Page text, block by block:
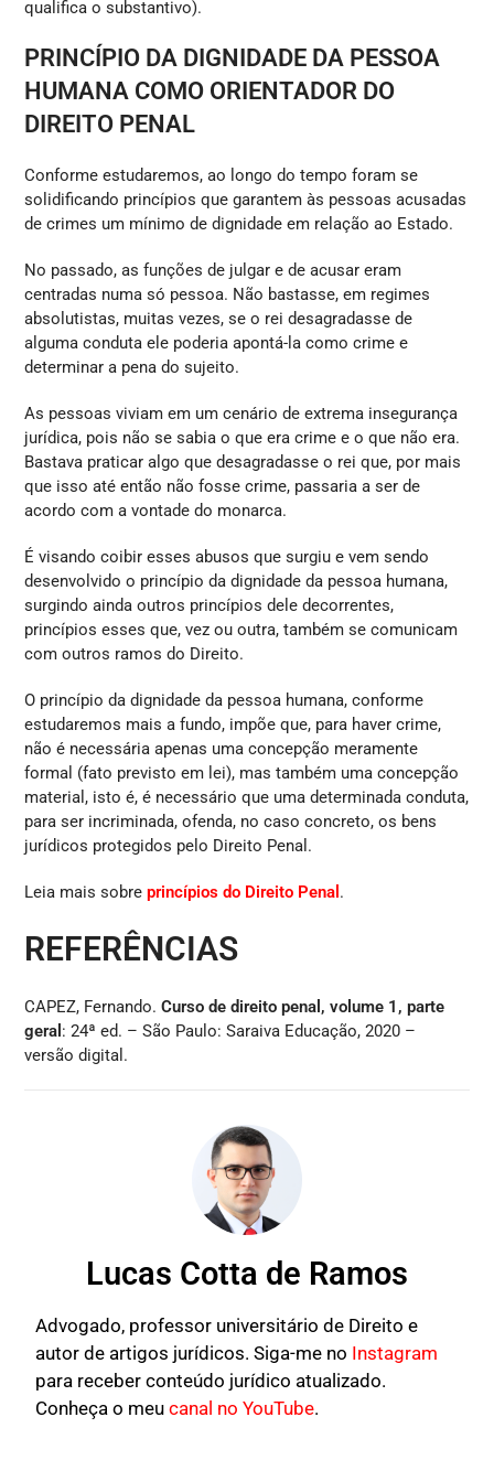
qualifica o substantivo).
PRINCÍPIO DA DIGNIDADE DA PESSOA
HUMANA COMO ORIENTADOR DO
DIREITO PENAL
Conforme estudaremos, ao longo do tempo foram se
solidificando princípios que garantem às pessoas acusadas
de crimes um mínimo de dignidade em relação ao Estado.
No passado, as funções de julgar e de acusar eram
centradas numa só pessoa. Não bastasse, em regimes
absolutistas, muitas vezes, se o rei desagradasse de
alguma conduta ele poderia apontá-la como crime e
determinar a pena do sujeito.
As pessoas viviam em um cenário de extrema insegurança
jurídica, pois não se sabia o que era crime e o que não era.
Bastava praticar algo que desagradasse o rei que, por mais
que isso até então não fosse crime, passaria a ser de
acordo com a vontade do monarca.
É visando coibir esses abusos que surgiu e vem sendo
desenvolvido o princípio da dignidade da pessoa humana,
surgindo ainda outros princípios dele decorrentes,
princípios esses que, vez ou outra, também se comunicam
com outros ramos do Direito.
O princípio da dignidade da pessoa humana, conforme
estudaremos mais a fundo, impõe que, para haver crime,
não é necessária apenas uma concepção meramente
formal (fato previsto em lei), mas também uma concepção
material, isto é, é necessário que uma determinada conduta,
para ser incriminada, ofenda, no caso concreto, os bens
jurídicos protegidos pelo Direito Penal.
Leia mais sobreprincípios do Direito Penal .
REFERÊNCIAS
CAPEZ, Fernando.Curso de direito penal, volume 1, parte
geral : 24ª ed. – São Paulo: Saraiva Educação, 2020 –
versão digital.
Lucas Cotta de Ramos
Advogado, professor universitário de Direito e
autor de artigos jurídicos. Siga-me no Instagram
para receber conteúdo jurídico atualizado.
Conheça o meucanal no YouTube.